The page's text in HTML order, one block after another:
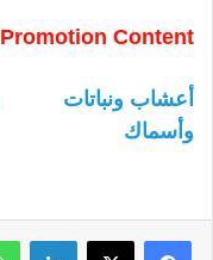
Promotion Content
أعشاب ونباتات
وأسماك
لينكدإن